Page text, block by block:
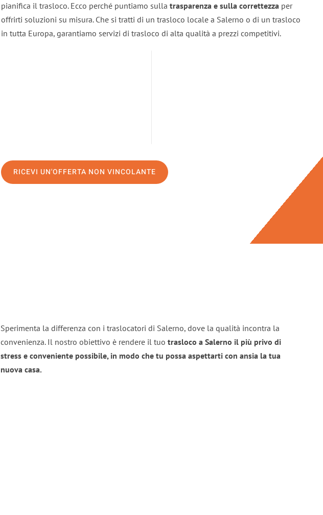
pianifica il trasloco. Ecco perché puntiamo sulla trasparenza e sulla correttezza per
offrirti soluzioni su misura. Che si tratti di un trasloco locale a Salerno o di un trasloco
in tutta Europa, garantiamo servizi di trasloco di alta qualità a prezzi competitivi.
RICEVI UN'OFFERTA NON VINCOLANTE
Sperimenta la differenza con i traslocatori di Salerno, dove la qualità incontra la
convenienza. Il nostro obiettivo è rendere il tuo trasloco a Salerno il più privo di
stress e conveniente possibile, in modo che tu possa aspettarti con ansia la tua
nuova casa.